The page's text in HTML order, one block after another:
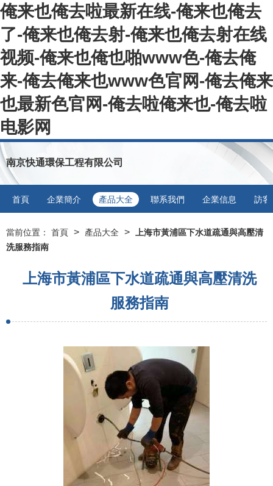
俺来也俺去啦最新在线-俺来也俺去
了-俺来也俺去射-俺来也俺去射在线
视频-俺来也俺也啪www色-俺去俺
来-俺去俺来也www色官网-俺去俺来
也最新色官网-俺去啦俺来也-俺去啦
电影网
南京快通環保工程有限公司
首頁 企業簡介 產品大全 聯系我們 企業信息 訪客
當前位置： 首頁 > 產品大全 >
上海市黃浦區下水道疏通與高壓清
洗服務指南
上海市黃浦區下水道疏通與高壓清洗
服務指南